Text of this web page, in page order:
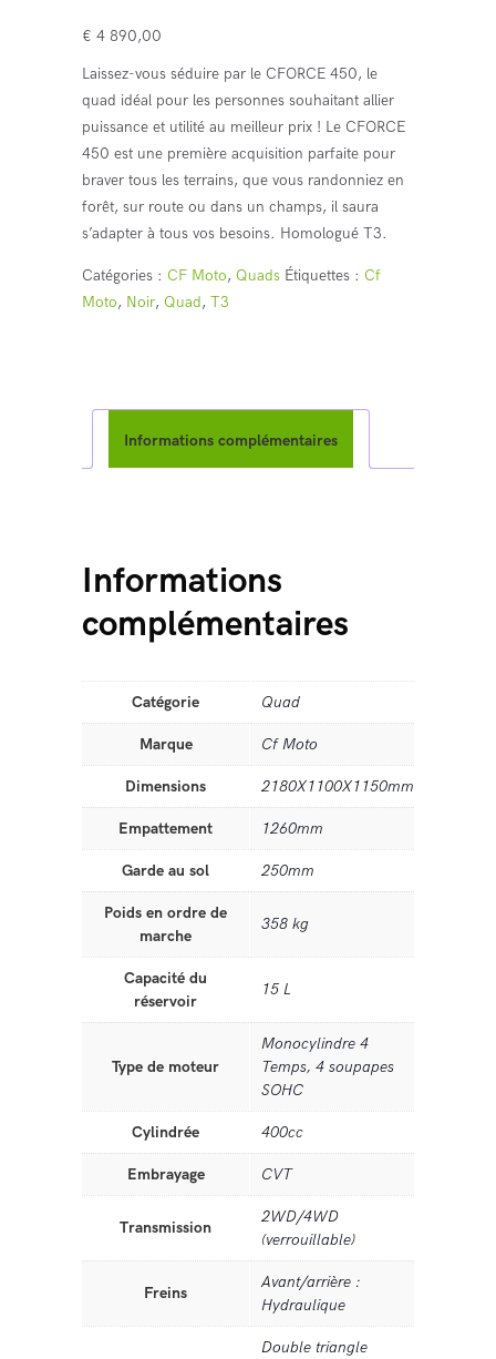
€ 4 890,00
Laissez-vous séduire par le CFORCE 450, le
quad idéal pour les personnes souhaitant allier
puissance et utilité au meilleur prix ! Le CFORCE
450 est une première acquisition parfaite pour
braver tous les terrains, que vous randonniez en
forêt, sur route ou dans un champs, il saura
s’adapter à tous vos besoins. Homologué T3.
Catégories : CF Moto, Quads Étiquettes : Cf
Moto, Noir, Quad, T3
Informations complémentaires
Informations
complémentaires
Catégorie Quad
Marque Cf Moto
Dimensions 2180X1100X1150mm
Empattement 1260mm
Garde au sol 250mm
Poids en ordre de
marche
358 kg
Capacité du
réservoir
15 L
Type de moteur
Monocylindre 4
Temps, 4 soupapes
SOHC
Cylindrée 400cc
Embrayage CVT
Transmission
2WD/4WD
(verrouillable)
Freins
Avant/arrière :
Hydraulique
Double triangle